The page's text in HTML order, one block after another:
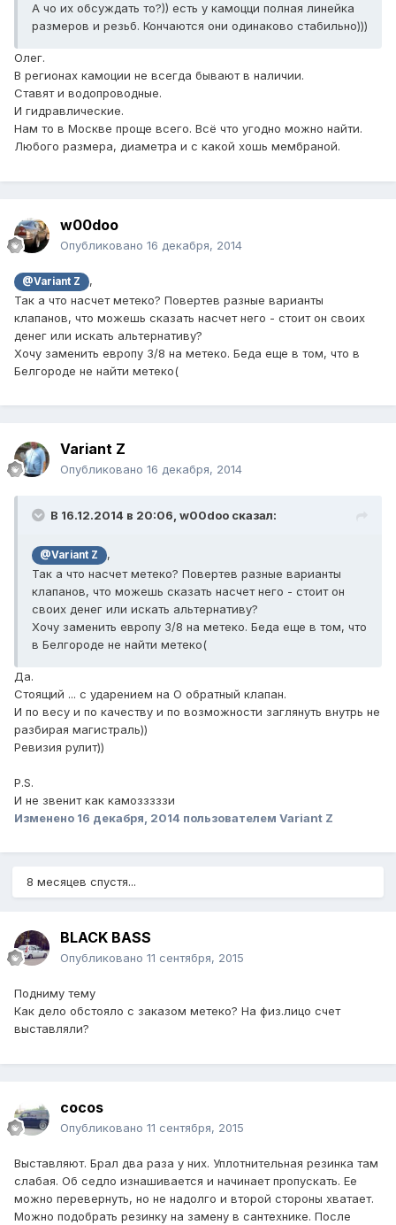
А чо их обсуждать то?)) есть у камоцци полная линейка
размеров и резьб. Кончаются они одинаково стабильно)))
Олег.
В регионах камоции не всегда бывают в наличии.
Ставят и водопроводные.
И гидравлические.
Нам то в Москве проще всего. Всё что угодно можно найти.
Любого размера, диаметра и с какой хошь мембраной.
w00doo
Опубликовано 16 декабря, 2014
@Variant Z
,
Так а что насчет метеко? Повертев разные варианты
клапанов, что можешь сказать насчет него - стоит он своих
денег или искать альтернативу?
Хочу заменить европу 3/8 на метеко. Беда еще в том, что в
Белгороде не найти метеко(
Variant Z
Опубликовано 16 декабря, 2014
В 16.12.2014 в 20:06, w00doo сказал:
@Variant Z
,
Так а что насчет метеко? Повертев разные варианты
клапанов, что можешь сказать насчет него - стоит он
своих денег или искать альтернативу?
Хочу заменить европу 3/8 на метеко. Беда еще в том, что
в Белгороде не найти метеко(
Да.
Стоящий ... с ударением на О обратный клапан.
И по весу и по качеству и по возможности заглянуть внутрь не
разбирая магистраль))
Ревизия рулит))
P.S.
И не звенит как камозззззи
Изменено 16 декабря, 2014 пользователем Variant Z
8 месяцев спустя...
BLACK BASS
Опубликовано 11 сентября, 2015
Подниму тему
Как дело обстояло с заказом метеко? На физ.лицо счет
выставляли?
cocos
Опубликовано 11 сентября, 2015
Выставляют. Брал два раза у них. Уплотнительная резинка там
слабая. Об седло изнашивается и начинает пропускать. Ее
можно перевернуть, но не надолго и второй стороны хватает.
Можно подобрать резинку на замену в сантехнике. После